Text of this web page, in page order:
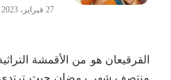
27 فبراير، 2023
القرقيعان هو من الأقمشة
منتصف شهر رمضان حيث ترتدي